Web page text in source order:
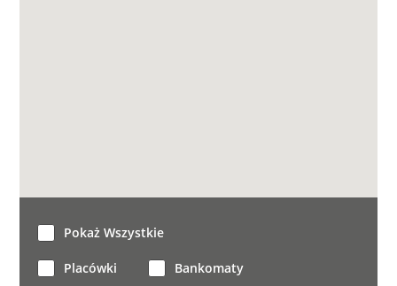
Pokaż Wszystkie
Placówki Bankomaty